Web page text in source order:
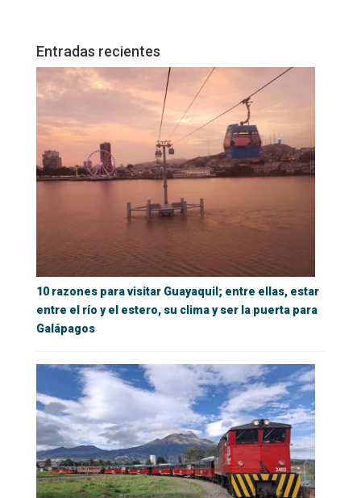
Entradas recientes
10 razones para visitar Guayaquil; entre ellas, estar
entre el río y el estero, su clima y ser la puerta para
Galápagos